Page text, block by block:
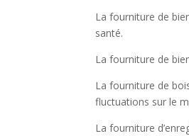
La fourniture de
santé.
La fourniture de
La fourniture de
fluctuations sur le
La fourniture